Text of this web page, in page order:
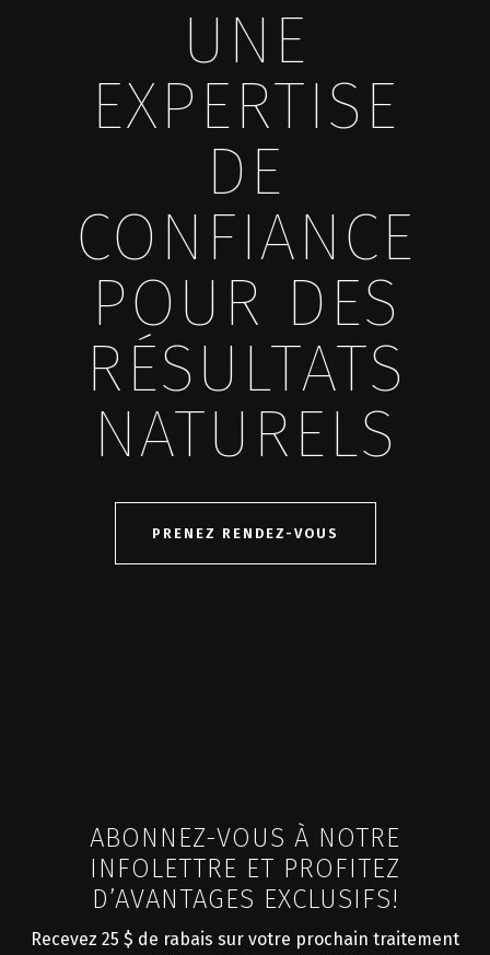
UNE
EXPERTISE
DE
CONFIANCE
POUR DES
RÉSULTATS
NATURELS
PRENEZ RENDEZ-VOUS
ABONNEZ-VOUS À NOTRE
INFOLETTRE ET PROFITEZ
D’AVANTAGES EXCLUSIFS!
Recevez 25 $ de rabais sur votre prochain traitement